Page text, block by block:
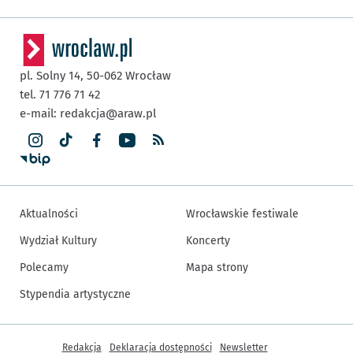
pl. Solny 14, 50-062 Wrocław
tel. 71 776 71 42
e-mail: redakcja@araw.pl
Aktualności
Wydział Kultury
Polecamy
Stypendia artystyczne
Wrocławskie festiwale
Koncerty
Mapa strony
Inne informacje
Redakcja Deklaracja dostępności Newsletter